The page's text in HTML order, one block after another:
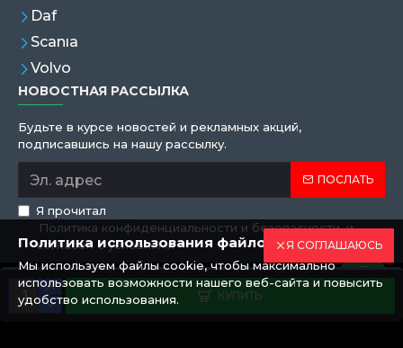
КУПИТЬ
Daf
Scanıa
Volvo
НОВОСТНАЯ РАССЫЛКА
Будьте в курсе новостей и рекламных акций,
подписавшись на нашу рассылку.
ПОСЛАТЬ
Я прочитал
Политика конфиденциальности и безопасностии
согласен с условиями
Copyright © 2019,Eren Hortum, All Rights Reserved
Я СОГЛАШАЮСЬ
Политика использования файлов cookie
Мы используем файлы cookie, чтобы максимально
использовать возможности нашего веб-сайта и повысить
удобство использования.